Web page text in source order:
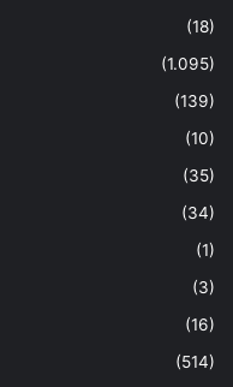
(18)
(1.095)
(139)
(10)
(35)
(34)
(1)
(3)
(16)
(514)